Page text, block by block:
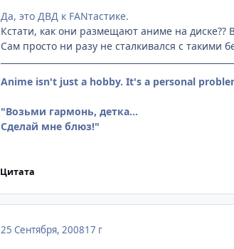
Да, это ДВД к FANтастике.
Кстати, как они размещают аниме на диске?? В
Сам просто ни разу не сталкивался с такими
Anime isn't just a hobby. It's a personal
"Возьми гармонь, детка...
Сделай мне блюз!"
Цитата
25 Сентября, 200817 г